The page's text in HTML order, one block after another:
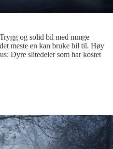
og solid bil med mmge
meste en kan bruke bil til. Høy
Dyre slitedeler som har kostet